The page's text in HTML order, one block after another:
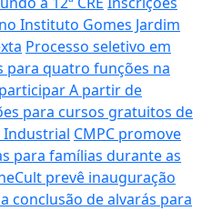
Instituto Gomes Jardim
Processo seletivo em
para quatro funções na
A partir de
para cursos gratuitos de
Industrial CMPC promove
para famílias durante as
prevê inauguração
conclusão de alvarás para